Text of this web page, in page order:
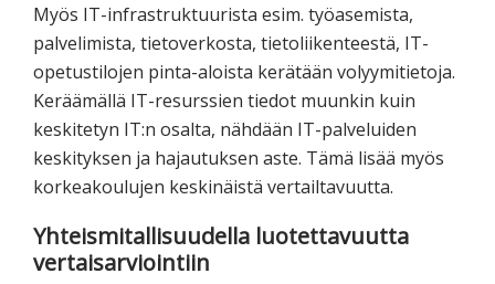
Myös IT-infrastruktuurista esim. työasemista,
palvelimista, tietoverkosta, tietoliikenteestä, IT-
opetustilojen pinta-aloista kerätään volyymitietoja.
Keräämällä IT-resurssien tiedot muunkin kuin
keskitetyn IT:n osalta, nähdään IT-palveluiden
keskityksen ja hajautuksen aste. Tämä lisää myös
korkeakoulujen keskinäistä vertailtavuutta.
Yhteismitallisuudella luotettavuutta
vertaisarviointiin